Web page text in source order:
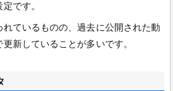
です。
ているものの、過去に公開された動
新していることが多いです。